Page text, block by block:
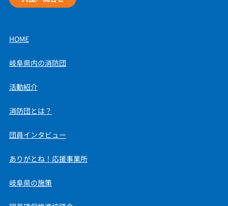
HOME
岐阜県内の消防団
活動紹介
消防団とは？
団員インタビュー
ありがとね！応援事業所
岐阜県の施策